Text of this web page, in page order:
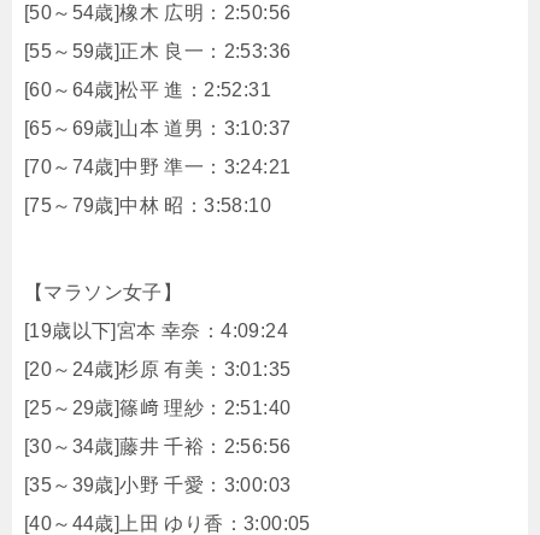
[50～54歳]橡木 広明：2:50:56
[55～59歳]正木 良一：2:53:36
[60～64歳]松平 進：2:52:31
[65～69歳]山本 道男：3:10:37
[70～74歳]中野 準一：3:24:21
[75～79歳]中林 昭：3:58:10
【マラソン女子】
[19歳以下]宮本 幸奈：4:09:24
[20～24歳]杉原 有美：3:01:35
[25～29歳]篠﨑 理紗：2:51:40
[30～34歳]藤井 千裕：2:56:56
[35～39歳]小野 千愛：3:00:03
[40～44歳]上田 ゆり香：3:00:05